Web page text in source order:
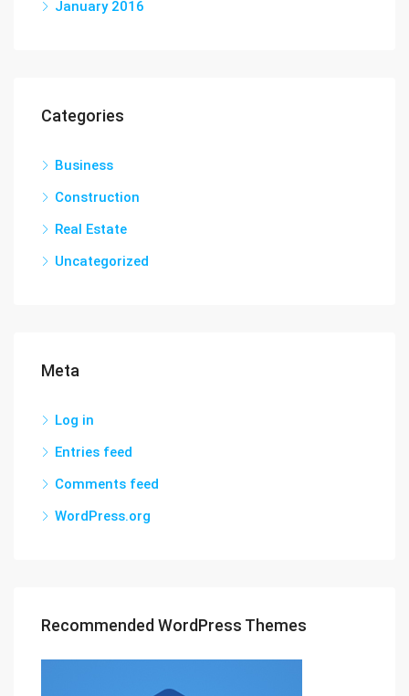
January 2016
Categories
Business
Construction
Real Estate
Uncategorized
Meta
Log in
Entries feed
Comments feed
WordPress.org
Recommended WordPress Themes